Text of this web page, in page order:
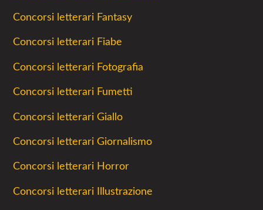
Concorsi letterari Fantasy
Concorsi letterari Fiabe
Concorsi letterari Fotografia
Concorsi letterari Fumetti
Concorsi letterari Giallo
Concorsi letterari Giornalismo
Concorsi letterari Horror
Concorsi letterari Illustrazione